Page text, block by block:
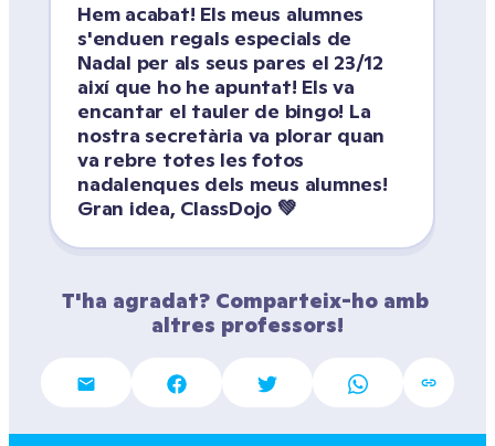
Hem acabat! Els meus alumnes
s'enduen regals especials de
Nadal per als seus pares el 23/12
així que ho he apuntat! Els va
encantar el tauler de bingo! La
nostra secretària va plorar quan
va rebre totes les fotos
nadalenques dels meus alumnes!
Gran idea, ClassDojo 💚
T'ha agradat? Comparteix-ho amb
altres professors!